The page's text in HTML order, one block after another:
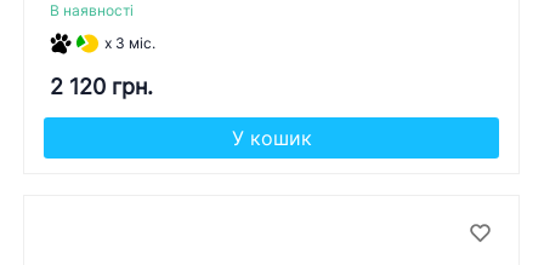
В наявності
x 3 міс.
2 120 грн.
У кошик